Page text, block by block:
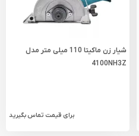
شیار زن ماکیتا 110 میلی متر مدل
4100NH3Z
برای قیمت تماس بگیرید